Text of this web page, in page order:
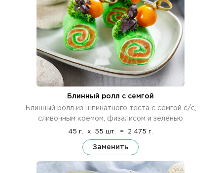
Блинный ролл с семгой
Блинный ролл из шпинатного теста с семгой с/с,
сливочным кремом, физалисом и зеленью
45 г. x 55 шт. = 2 475 г.
Заменить